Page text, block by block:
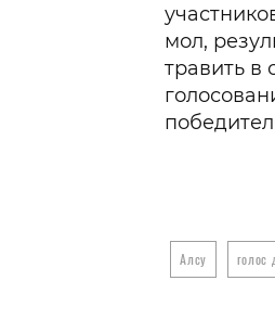
мол,
травить в
Алсу голос